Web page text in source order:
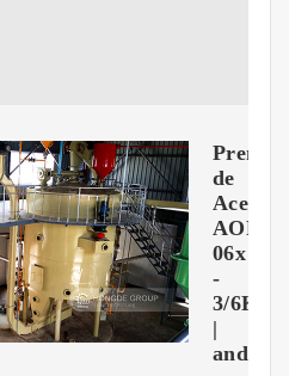
Prensa
de
Aceite
AOP-
06x
-
3/6Kg/
|